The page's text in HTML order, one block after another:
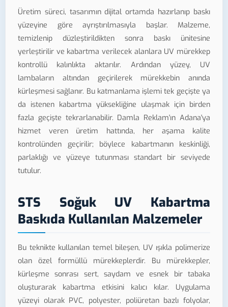
Üretim süreci, tasarımın dijital ortamda hazırlanıp baskı
yüzeyine göre ayrıştırılmasıyla başlar. Malzeme,
temizlenip düzleştirildikten sonra baskı ünitesine
yerleştirilir ve kabartma verilecek alanlara UV mürekkep
kontrollü kalınlıkta aktarılır. Ardından yüzey, UV
lambaların altından geçirilerek mürekkebin anında
kürleşmesi sağlanır. Bu katmanlama işlemi tek geçişte ya
da istenen kabartma yüksekliğine ulaşmak için birden
fazla geçişte tekrarlanabilir. Damla Reklam'ın Adana'ya
hizmet veren üretim hattında, her aşama kalite
kontrolünden geçirilir; böylece kabartmanın keskinliği,
parlaklığı ve yüzeye tutunması standart bir seviyede
tutulur.
STS Soğuk UV Kabartma
Baskıda Kullanılan Malzemeler
Bu teknikte kullanılan temel bileşen, UV ışıkla polimerize
olan özel formüllü mürekkeplerdir. Bu mürekkepler,
kürleşme sonrası sert, saydam ve esnek bir tabaka
oluşturarak kabartma etkisini kalıcı kılar. Uygulama
yüzeyi olarak PVC, polyester, poliüretan bazlı folyolar,